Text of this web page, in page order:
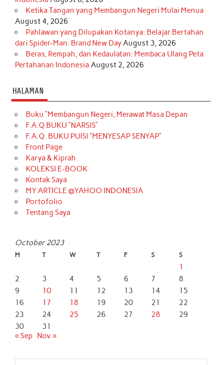
Ketika Tangan yang Membangun Negeri Mulai Menua
August 4, 2026
Pahlawan yang Dilupakan Kotanya: Belajar Bertahan
dari Spider-Man: Brand New DayAugust 3, 2026
Beras, Rempah, dan Kedaulatan: Membaca Ulang Peta
Pertahanan Indonesia August 2, 2026
HALAMAN
Buku “Membangun Negeri, Merawat Masa Depan
F.A.Q BUKU “NARSIS”
F.A.Q. BUKU PUISI “MENYESAP SENYAP”
Front Page
Karya & Kiprah
KOLEKSI E-BOOK
Kontak Saya
MY ARTICLE @YAHOO INDONESIA
Portofolio
Tentang Saya
October 2023
M T W T F S S
1
2
3 4 5 6 7
8
9
10 11 12 13 14
15
16
17 18 19 20 21
22
23
24 25 26 27 28
29
30
31
« Sep
Nov »